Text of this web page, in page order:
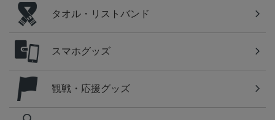
タオル・リストバンド
スマホグッズ
観戦・応援グッズ